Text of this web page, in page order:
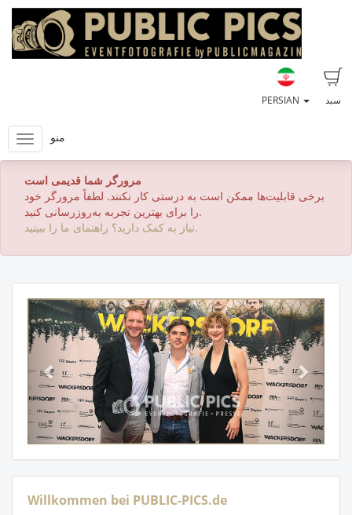
سبد PERSIAN
منو
مرورگر شما قدیمی است
برخی قابلیت‌ها ممکن است به درستی کار نکنند. لطفاً مرورگر خود
را برای بهترین تجربه به‌روزرسانی کنید.
نیاز به کمک دارید؟ راهنمای ما را ببینید.
Willkommen bei PUBLIC-PICS.de